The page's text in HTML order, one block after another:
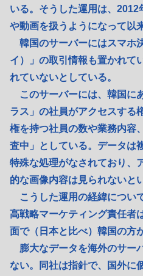
いる。そうした運用は、2012
や動画を扱うようになって以
韓国のサーバーにはスマ
イ）」の取引情報も置かれて
れていないとしている。
このサーバーには、韓国に
ラス」の社員がアクセスする
権を持つ社員の数や業務内容
査中」としている。データは
特殊な処理がなされており、
的な画像内容は見られないと
こうした運用の経緯につい
高戦略マーケティング責任者
面で（日本と比べ）韓国の方
膨大なデータを海外のサー
ない。同社は指針で、国外に